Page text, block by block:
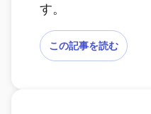
す。
この記事を読む